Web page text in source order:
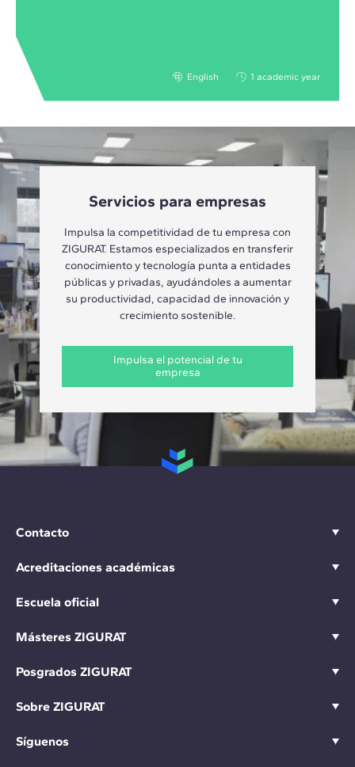
English 1 academic year
Servicios para empresas
Impulsa la competitividad de tu empresa con
ZIGURAT. Estamos especializados en transferir
conocimiento y tecnología punta a entidades
públicas y privadas, ayudándoles a aumentar
su productividad, capacidad de innovación y
crecimiento sostenible.
Impulsa el potencial de tu
empresa
Contacto
Acreditaciones académicas
Escuela oficial
Másteres ZIGURAT
Posgrados ZIGURAT
Sobre ZIGURAT
Síguenos